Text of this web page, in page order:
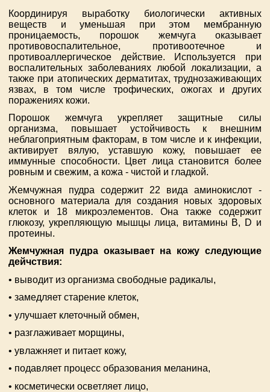
Координируя выработку биологически активных
веществ и уменьшая при этом мембранную
проницаемость, порошок жемчуга оказывает
противовоспалительное, противоотечное и
противоаллергическое действие. Используется при
воспалительных заболеваниях любой локализации, а
также при атопических дерматитах, труднозаживающих
язвах, в том числе трофических, ожогах и других
поражениях кожи.
Порошок жемчуга укрепляет защитные силы
организма, повышает устойчивость к внешним
неблагоприятным факторам, в том числе и к инфекции,
активирует вялую, уставшую кожу, повышает ее
иммунные способности. Цвет лица становится более
ровным и свежим, а кожа - чистой и гладкой.
Жемчужная пудра содержит 22 вида аминокислот -
основного материала для создания новых здоровых
клеток и 18 микроэлементов. Она также содержит
глюкозу, укрепляющую мышцы лица, витамины В, D и
протеины.
Жемчужная пудра оказывает на кожу следующие
дейчствия:
• выводит из организма свободные радикалы,
• замедляет старение клеток,
• улучшает клеточный обмен,
• разглаживает морщины,
• увлажняет и питает кожу,
• подавляет процесс образования меланина,
• косметически осветляет лицо,